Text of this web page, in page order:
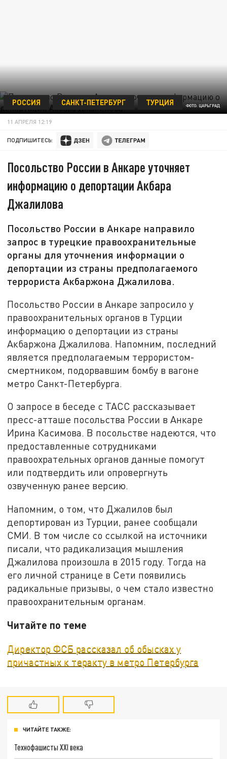
ФОТО: ЦАРЬГРАД
РОССИЯ САНКТ-ПЕТЕРБУРГ ТУРЦИЯ
11 АПРЕЛЯ 12:19
ПОДПИШИТЕСЬ:
Посольство России в Анкаре уточняет
информацию о депортации Акбара
Джалилова
Посольство России в Анкаре направило
запрос в турецкие правоохранительные
органы для уточнения информации о
депортации из страны предполагаемого
террориста Акбаржона Джалилова.
Посольство России в Анкаре запросило у
правоохранительных органов в Турции
информацию о депортации из страны
Акбаржона Джалилова. Напомним, последний
является предполагаемым террористом-
смертником, подорвавшим бомбу в вагоне
метро Санкт-Петербурга.
О запросе в беседе с ТАСС рассказывает
пресс-атташе посольства России в Анкаре
Ирина Касимова. В посольстве надеются, что
предоставленные сотрудниками
правоохрательных органов данные помогут
или подтвердить или опровергнуть
озвученную ранее версию.
Напомним, о том, что Джалилов был
депортирован из Турции, ранее сообщали
СМИ. В том числе со ссылкой на источники
писали, что радикализация мышления
Джалилова произошла в 2015 году. Тогда на
его личной странице в Сети появились
радикальные призывы, о чем стало известно
правоохранительным органам.
Читайте по теме
Директор ФСБ рассказал об обысках у
причастных к теракту в метро Петербурга
ЧИТАЙТЕ ТАКЖЕ:
Технофашисты XXI века